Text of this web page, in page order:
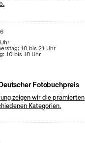
10 bis 21 Uhr
10 bis 18 Uhr
Fotobuchpreis
zeigen wir die prämierten
Kategorien.